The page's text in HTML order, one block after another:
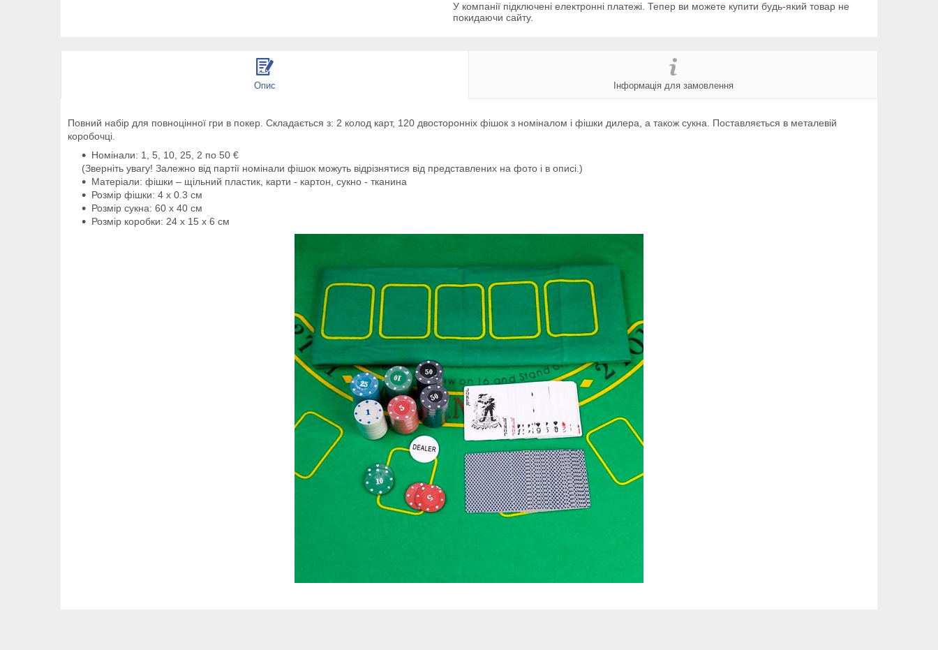
У компанії підключені електронні платежі. Тепер ви можете купити будь-який товар не
покидаючи сайту.
Опис Інформація для замовлення
Повний набір для повноцінної гри в покер. Складається з: 2 колод карт, 120 двосторонніх фішок з номіналом і фішки дилера, а також сукна. Поставляється в металевій
коробочці.
Номінали: 1, 5, 10, 25, 2 по 50 €
(Зверніть увагу! Залежно від партії номінали фішок можуть відрізнятися від представлених на фото і в описі.)
Матеріали: фішки – щільний пластик, карти - картон, сукно - тканина
Розмір фішки: 4 х 0.3 см
Розмір сукна: 60 х 40 см
Розмір коробки: 24 х 15 х 6 см